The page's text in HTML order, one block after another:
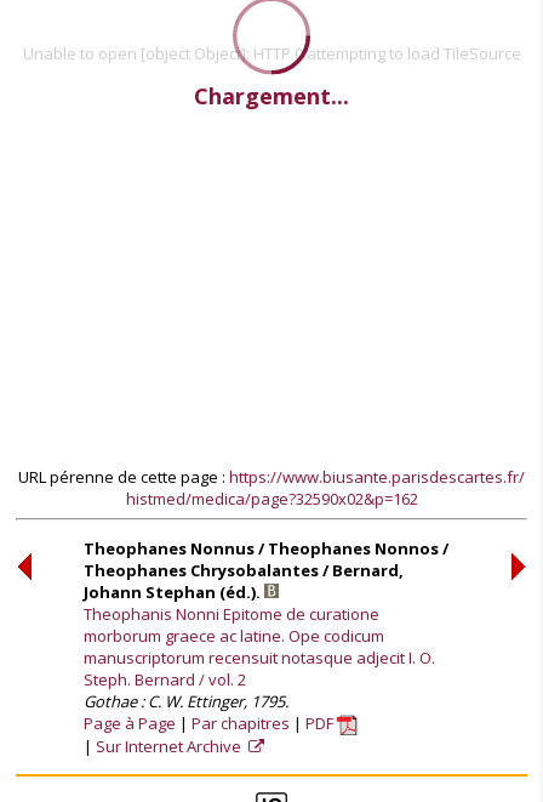
Unable to open [object Object]: HTTP 0 attempting to load TileSource
Chargement...
URL pérenne de cette page : https://www.biusante.parisdescartes.fr/
histmed/medica/page?32590x02&p=162
Theophanes Nonnus / Theophanes Nonnos /
Theophanes Chrysobalantes / Bernard,
Johann Stephan (éd.).
Theophanis Nonni Epitome de curatione
morborum graece ac latine. Ope codicum
manuscriptorum recensuit notasque adjecit I. O.
Steph. Bernard / vol. 2
Gothae : C. W. Ettinger, 1795.
Page à Page
Par chapitres
PDF
Sur Internet Archive